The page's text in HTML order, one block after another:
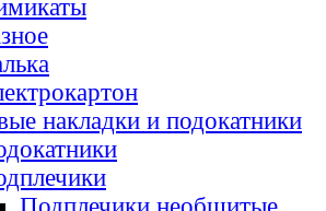
накладки и подокатники